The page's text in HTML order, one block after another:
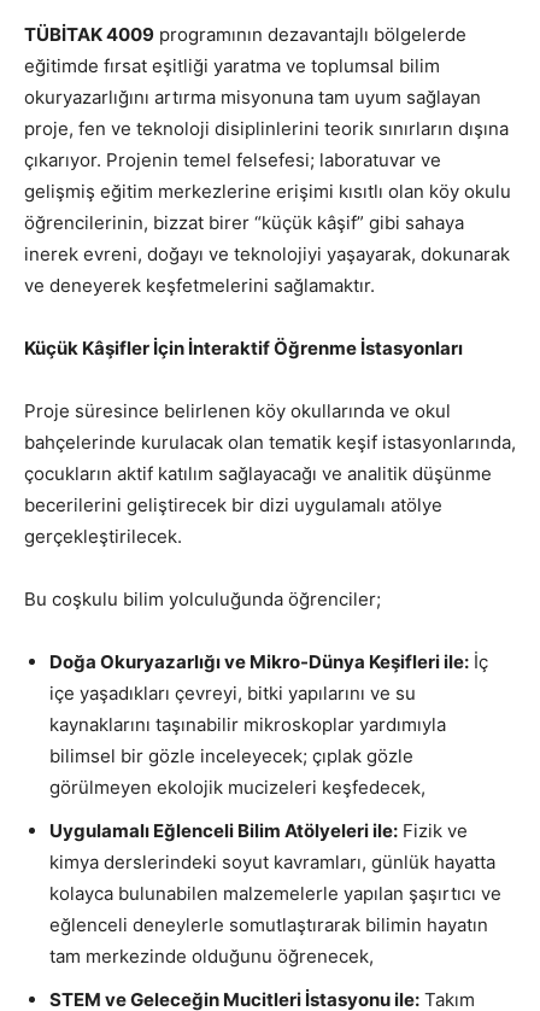
TÜBİTAK 4009 programının dezavantajlı bölgelerde
eğitimde fırsat eşitliği yaratma ve toplumsal bilim
okuryazarlığını artırma misyonuna tam uyum sağlayan
proje, fen ve teknoloji disiplinlerini teorik sınırların dışına
çıkarıyor. Projenin temel felsefesi; laboratuvar ve
gelişmiş eğitim merkezlerine erişimi kısıtlı olan köy okulu
öğrencilerinin, bizzat birer “küçük kâşif” gibi sahaya
inerek evreni, doğayı ve teknolojiyi yaşayarak, dokunarak
ve deneyerek keşfetmelerini sağlamaktır.
Küçük Kâşifler İçin İnteraktif Öğrenme İstasyonları
Proje süresince belirlenen köy okullarında ve okul
bahçelerinde kurulacak olan tematik keşif istasyonlarında,
çocukların aktif katılım sağlayacağı ve analitik düşünme
becerilerini geliştirecek bir dizi uygulamalı atölye
gerçekleştirilecek.
Bu coşkulu bilim yolculuğunda öğrenciler;
Doğa Okuryazarlığı ve Mikro-Dünya Keşifleri ile: İç
içe yaşadıkları çevreyi, bitki yapılarını ve su
kaynaklarını taşınabilir mikroskoplar yardımıyla
bilimsel bir gözle inceleyecek; çıplak gözle
görülmeyen ekolojik mucizeleri keşfedecek,
Uygulamalı Eğlenceli Bilim Atölyeleri ile: Fizik ve
kimya derslerindeki soyut kavramları, günlük hayatta
kolayca bulunabilen malzemelerle yapılan şaşırtıcı ve
eğlenceli deneylerle somutlaştırarak bilimin hayatın
tam merkezinde olduğunu öğrenecek,
STEM ve Geleceğin Mucitleri İstasyonu ile: Takım